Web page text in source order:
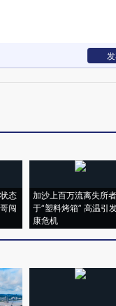
态
闯
加沙上百万流离失所
于“塑料烤箱” 高温引
康危机